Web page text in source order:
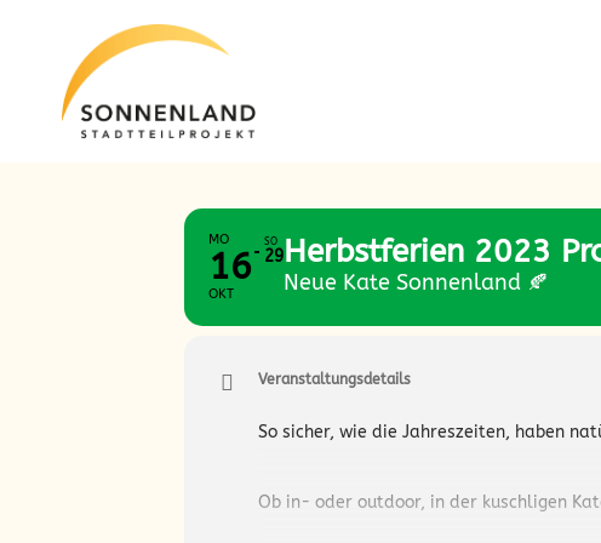
springen
springen
MO
16
OKT
SO
29Herbstferien 2023
Neue Kate Sonnenland 🍂
Veranstaltungsdetails
So sicher, wie die Jahreszeiten, haben
Ob in- oder outdoor, in der kuschligen